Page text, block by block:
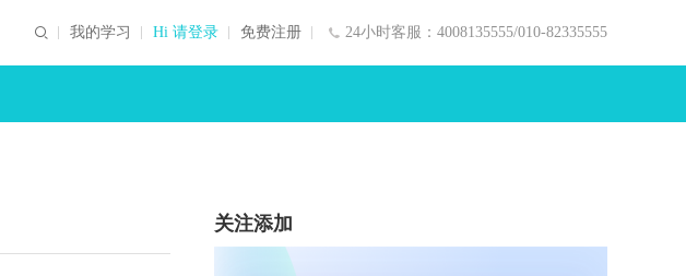
24小时客服：4008135555/010-82335555
我的学习 Hi 请登录 免费注册
关注添加